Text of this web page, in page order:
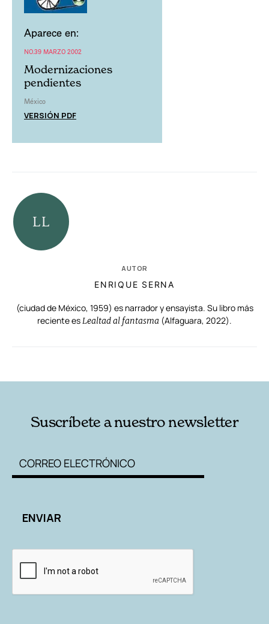
Aparece en:
NO.39 MARZO 2002
Modernizaciones
pendientes
México
VERSIÓN PDF
AUTOR
ENRIQUE SERNA
(ciudad de México, 1959) es narrador y ensayista. Su libro más
reciente esLealtad al fantasma (Alfaguara, 2022).
Suscríbete a nuestro newsletter